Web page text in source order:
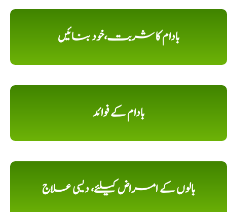
بادام کا شربت،خود بنائیں
بادام کے فوائد
بالوں کے امراض کیلئے، دیسی علاج